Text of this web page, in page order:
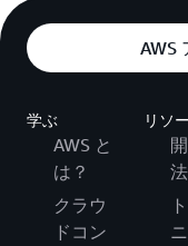
AWS
学ぶ
AWS と
は？
クラウ
ドコン
リソ
法